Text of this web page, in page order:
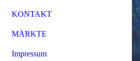
KONTAKT
MÄRKTE
Impressum